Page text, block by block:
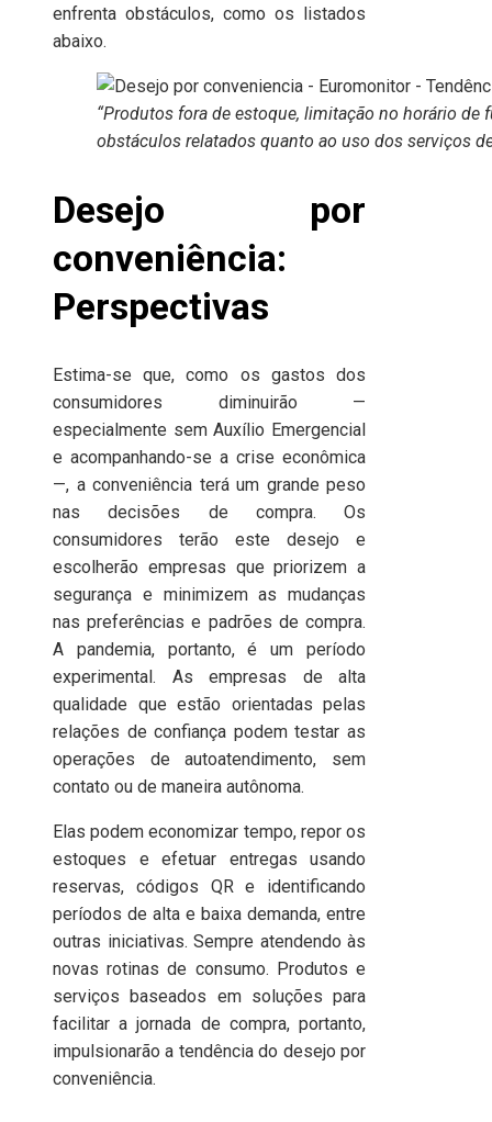
enfrenta obstáculos, como os listados
abaixo.
“Produtos fora de estoque, limitação no horário
obstáculos relatados quanto ao uso dos serviços
Desejo por
conveniência:
Perspectivas
Estima-se que, como os gastos dos
consumidores diminuirão —
especialmente sem Auxílio Emergencial
e acompanhando-se a crise econômica
—, a conveniência terá um grande peso
nas decisões de compra. Os
consumidores terão este desejo e
escolherão empresas que priorizem a
segurança e minimizem as mudanças
nas preferências e padrões de compra.
A pandemia, portanto, é um período
experimental. As empresas de alta
qualidade que estão orientadas pelas
relações de confiança podem testar as
operações de autoatendimento, sem
contato ou de maneira autônoma.
Elas podem economizar tempo, repor os
estoques e efetuar entregas usando
reservas, códigos QR e identificando
períodos de alta e baixa demanda, entre
outras iniciativas. Sempre atendendo às
novas rotinas de consumo. Produtos e
serviços baseados em soluções para
facilitar a jornada de compra, portanto,
impulsionarão a tendência do desejo por
conveniência.